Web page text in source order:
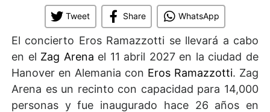
Tweet Share WhatsApp
El concierto Eros Ramazzotti se llevará a cabo
en el Zag Arena el 11 abril 2027 en la ciudad de
Hanover en Alemania con Eros Ramazzotti. Zag
Arena es un recinto con capacidad para 14,000
personas y fue inaugurado hace 26 años en